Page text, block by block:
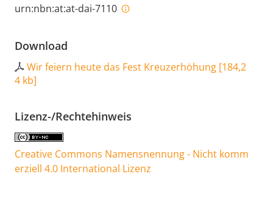
urn:nbn:at:at-dai-7110
Download
Wir feiern heute das Fest Kreuzerhöhung [184,2
4 kb]
Lizenz-/Rechtehinweis
Creative Commons Namensnennung - Nicht komm
erziell 4.0 International Lizenz